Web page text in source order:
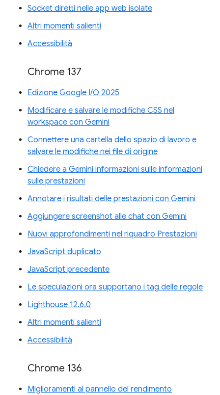
Socket diretti nelle app web isolate
Altri momenti salienti
Accessibilità
Chrome 137
Edizione Google I/O 2025
Modificare e salvare le modifiche CSS nel
workspace con Gemini
Connettere una cartella dello spazio di lavoro e
salvare le modifiche nei file di origine
Chiedere a Gemini informazioni sulle informazioni
sulle prestazioni
Annotare i risultati delle prestazioni con Gemini
Aggiungere screenshot alle chat con Gemini
Nuovi approfondimenti nel riquadro Prestazioni
JavaScript duplicato
JavaScript precedente
Le speculazioni ora supportano i tag delle regole
Lighthouse 12.6.0
Altri momenti salienti
Accessibilità
Chrome 136
Miglioramenti al pannello del rendimento